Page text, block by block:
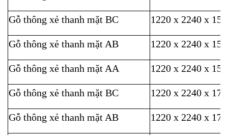
Gỗ thông xẻ thanh mặt BC 1220 x 2240 x 15
Gỗ thông xẻ thanh mặt AB 1220 x 2240 x 15
Gỗ thông xẻ thanh mặt AA 1220 x 2240 x 15
Gỗ thông xẻ thanh mặt BC 1220 x 2240 x 17
Gỗ thông xẻ thanh mặt AB 1220 x 2240 x 17